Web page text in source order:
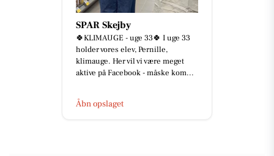
SPAR Skejby
🍀KLIMAUGE - uge 33🍀 I uge 33
holder vores elev, Pernille,
klimauge. Her vil vi være meget
aktive på Facebook - måske kom...
Åbn opslaget